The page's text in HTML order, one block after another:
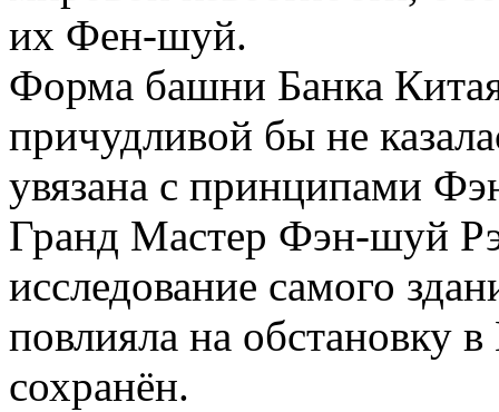
их Фен-шуй.
Форма башни Банка
причудливой бы не
увязана с принципами
Гранд Мастер Фэн-шуй
исследование самого
повлияла на обстановку
сохранён.